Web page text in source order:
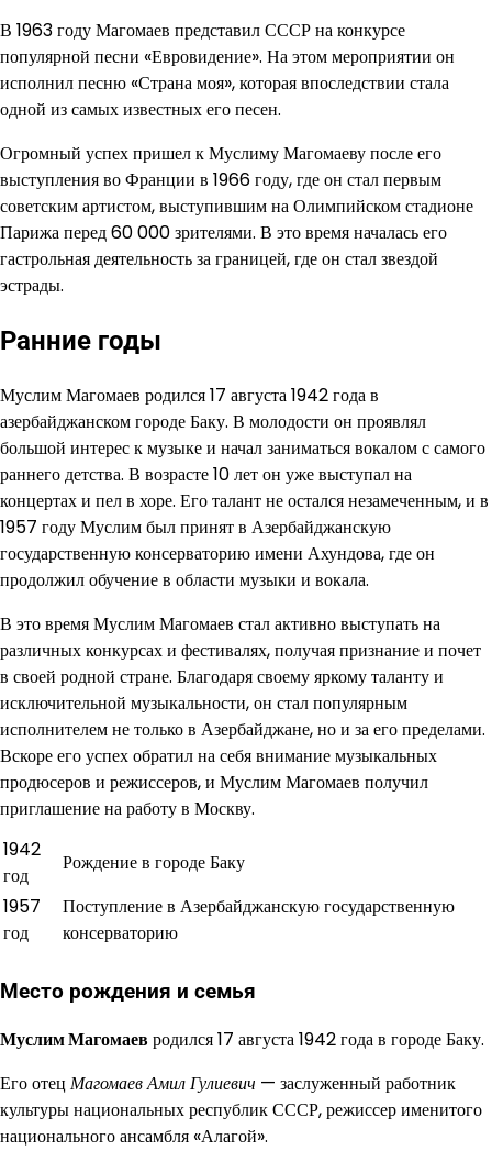
В 1963 году Магомаев представил СССР на конкурсе
популярной песни «Евровидение». На этом мероприятии он
исполнил песню «Страна моя», которая впоследствии стала
одной из самых известных его песен.
Огромный успех пришел к Муслиму Магомаеву после его
выступления во Франции в 1966 году, где он стал первым
советским артистом, выступившим на Олимпийском стадионе
Парижа перед 60 000 зрителями. В это время началась его
гастрольная деятельность за границей, где он стал звездой
эстрады.
Ранние годы
Муслим Магомаев родился 17 августа 1942 года в
азербайджанском городе Баку. В молодости он проявлял
большой интерес к музыке и начал заниматься вокалом с самого
раннего детства. В возрасте 10 лет он уже выступал на
концертах и пел в хоре. Его талант не остался незамеченным, и в
1957 году Муслим был принят в Азербайджанскую
государственную консерваторию имени Ахундова, где он
продолжил обучение в области музыки и вокала.
В это время Муслим Магомаев стал активно выступать на
различных конкурсах и фестивалях, получая признание и почет
в своей родной стране. Благодаря своему яркому таланту и
исключительной музыкальности, он стал популярным
исполнителем не только в Азербайджане, но и за его пределами.
Вскоре его успех обратил на себя внимание музыкальных
продюсеров и режиссеров, и Муслим Магомаев получил
приглашение на работу в Москву.
1942
год
Рождение в городе Баку
1957
год
Поступление в Азербайджанскую государственную
консерваторию
Место рождения и семья
Муслим Магомаевродился 17 августа 1942 года в городе Баку.
Его отецМагомаев Амил Гулиевич — заслуженный работник
культуры национальных республик СССР, режиссер именитого
национального ансамбля «Алагой».